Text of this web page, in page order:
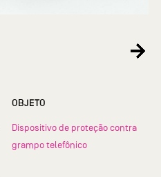
OBJETO
Dispositivo de proteção contra
grampo telefônico